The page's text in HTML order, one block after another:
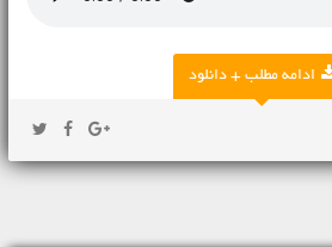
ادامه مطلب + دانلود